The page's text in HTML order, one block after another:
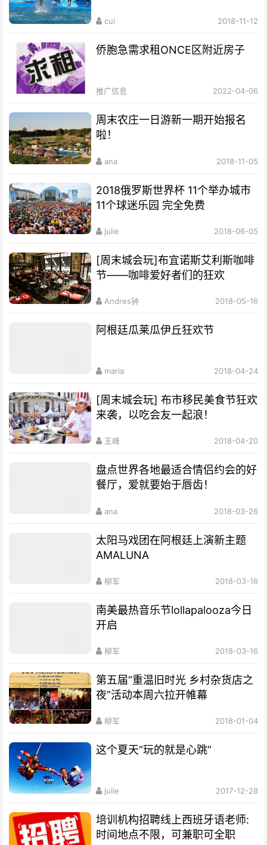
cui 2018-11-12
侨胞急需求租ONCE区附近房子
推广信息 2022-04-06
周末农庄一日游新一期开始报名
啦！
ana 2018-11-05
2018俄罗斯世界杯 11个举办城市
11个球迷乐园 完全免费
julie 2018-06-05
[周末城会玩]布宜诺斯艾利斯咖啡
节——咖啡爱好者们的狂欢
Andres钟 2018-05-16
阿根廷瓜莱瓜伊丘狂欢节
maria 2018-04-24
[周末城会玩] 布市移民美食节狂欢
来袭，以吃会友一起浪！
王峰 2018-04-20
盘点世界各地最适合情侣约会的好
餐厅，爱就要始于唇齿！
ana 2018-03-26
太阳马戏团在阿根廷上演新主题
AMALUNA
柳军 2018-03-16
南美最热音乐节lollapalooza今日
开启
柳军 2018-03-16
第五届“重温旧时光 乡村杂货店之
夜”活动本周六拉开帷幕
柳军 2018-01-04
这个夏天“玩的就是心跳”
julie 2017-12-28
培训机构招聘线上西班牙语老师:
时间地点不限，可兼职可全职